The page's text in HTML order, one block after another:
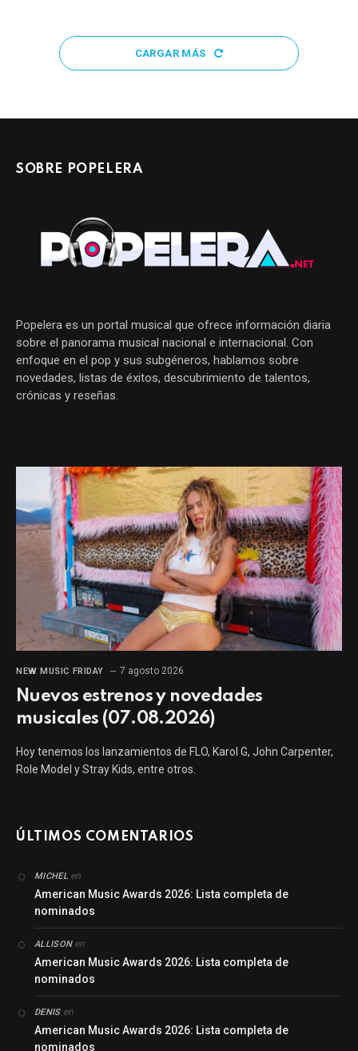
CARGAR MÁS
SOBRE POPELERA
Popelera es un portal musical que ofrece información diaria
sobre el panorama musical nacional e internacional. Con
enfoque en el pop y sus subgéneros, hablamos sobre
novedades, listas de éxitos, descubrimiento de talentos,
crónicas y reseñas.
NEW MUSIC FRIDAY 7 agosto 2026
Nuevos estrenos y novedades
musicales (07.08.2026)
Hoy tenemos los lanzamientos de FLO, Karol G, John Carpenter,
Role Model y Stray Kids, entre otros.
ÚLTIMOS COMENTARIOS
MICHEL en
American Music Awards 2026: Lista completa de
nominados
ALLISONen
American Music Awards 2026: Lista completa de
nominados
DENISen
American Music Awards 2026: Lista completa de
nominados